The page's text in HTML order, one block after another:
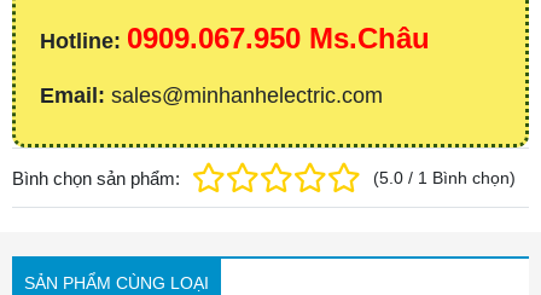
Hotline: 0909.067.950 Ms.Châu
Email: sales@minhanhelectric.com
Bình chọn sản phẩm: (5.0 / 1 Bình chọn)
SẢN PHẨM CÙNG LOẠI